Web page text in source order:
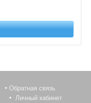
Обратная связь
Личный кабинет